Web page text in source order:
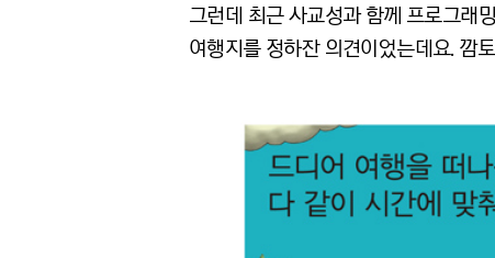
그런데 최근 사교성과 함께 프로그래
여행지를 정하잔 의견이었는데요. 깜